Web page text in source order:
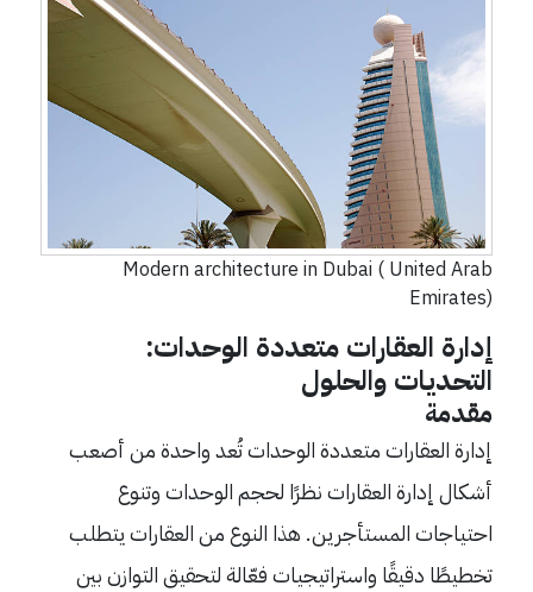
Modern architecture in Dubai ( United Arab
Emirates)
إدارة العقارات متعددة الوحدات:
التحديات والحلول
مقدمة
إدارة العقارات متعددة الوحدات تُعد واحدة من أصعب
أشكال إدارة العقارات نظرًا لحجم الوحدات وتنوع
احتياجات المستأجرين. هذا النوع من العقارات يتطلب
تخطيطًا دقيقًا واستراتيجيات فعّالة لتحقيق التوازن بين